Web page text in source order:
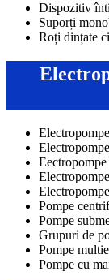
Dispozitiv
Suporți
Roți dințate
Pompe
Pompe
Grupuri de
Pompe
Pompe cu